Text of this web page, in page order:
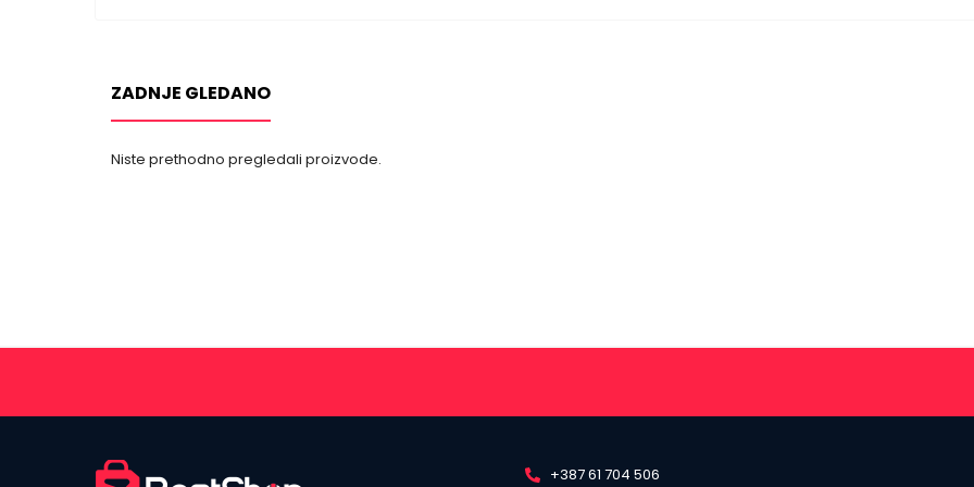
ZADNJE GLEDANO
Niste prethodno pregledali proizvode.
+387 61 704 506